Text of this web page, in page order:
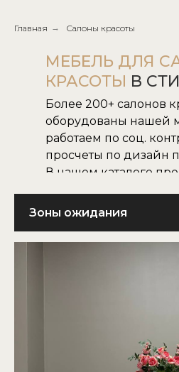
Главная → Салоны красоты
МЕБЕЛЬ ДЛЯ
КРАСОТЫ В
Более 200+ салонов
оборудованы нашей
работаем по соц.
просчеты по дизайн
В нашем каталоге
картинке или фото.